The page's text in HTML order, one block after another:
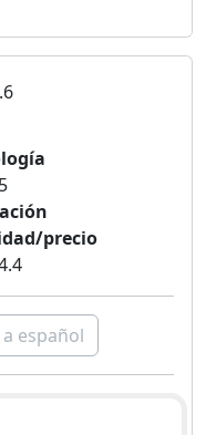
5
precio
español